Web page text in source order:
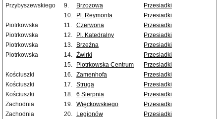
Przybyszewskiego
9. Brzozowa
Przesiadki
10.
Pl. Reymonta
Przesiadki
Piotrkowska
11. Czerwona
Przesiadki
Piotrkowska
12. Pl. Katedralny
Przesiadki
Piotrkowska
13. Brzeźna
Przesiadki
Piotrkowska
14. Żwirki
Przesiadki
15.
Piotrkowska Centrum
Przesiadki
Kościuszki
16. Zamenhofa
Przesiadki
Kościuszki
17. Struga
Przesiadki
Kościuszki
18. 6 Sierpnia
Przesiadki
Zachodnia
19. Więckowskiego
Przesiadki
Zachodnia
20. Legionów
Przesiadki